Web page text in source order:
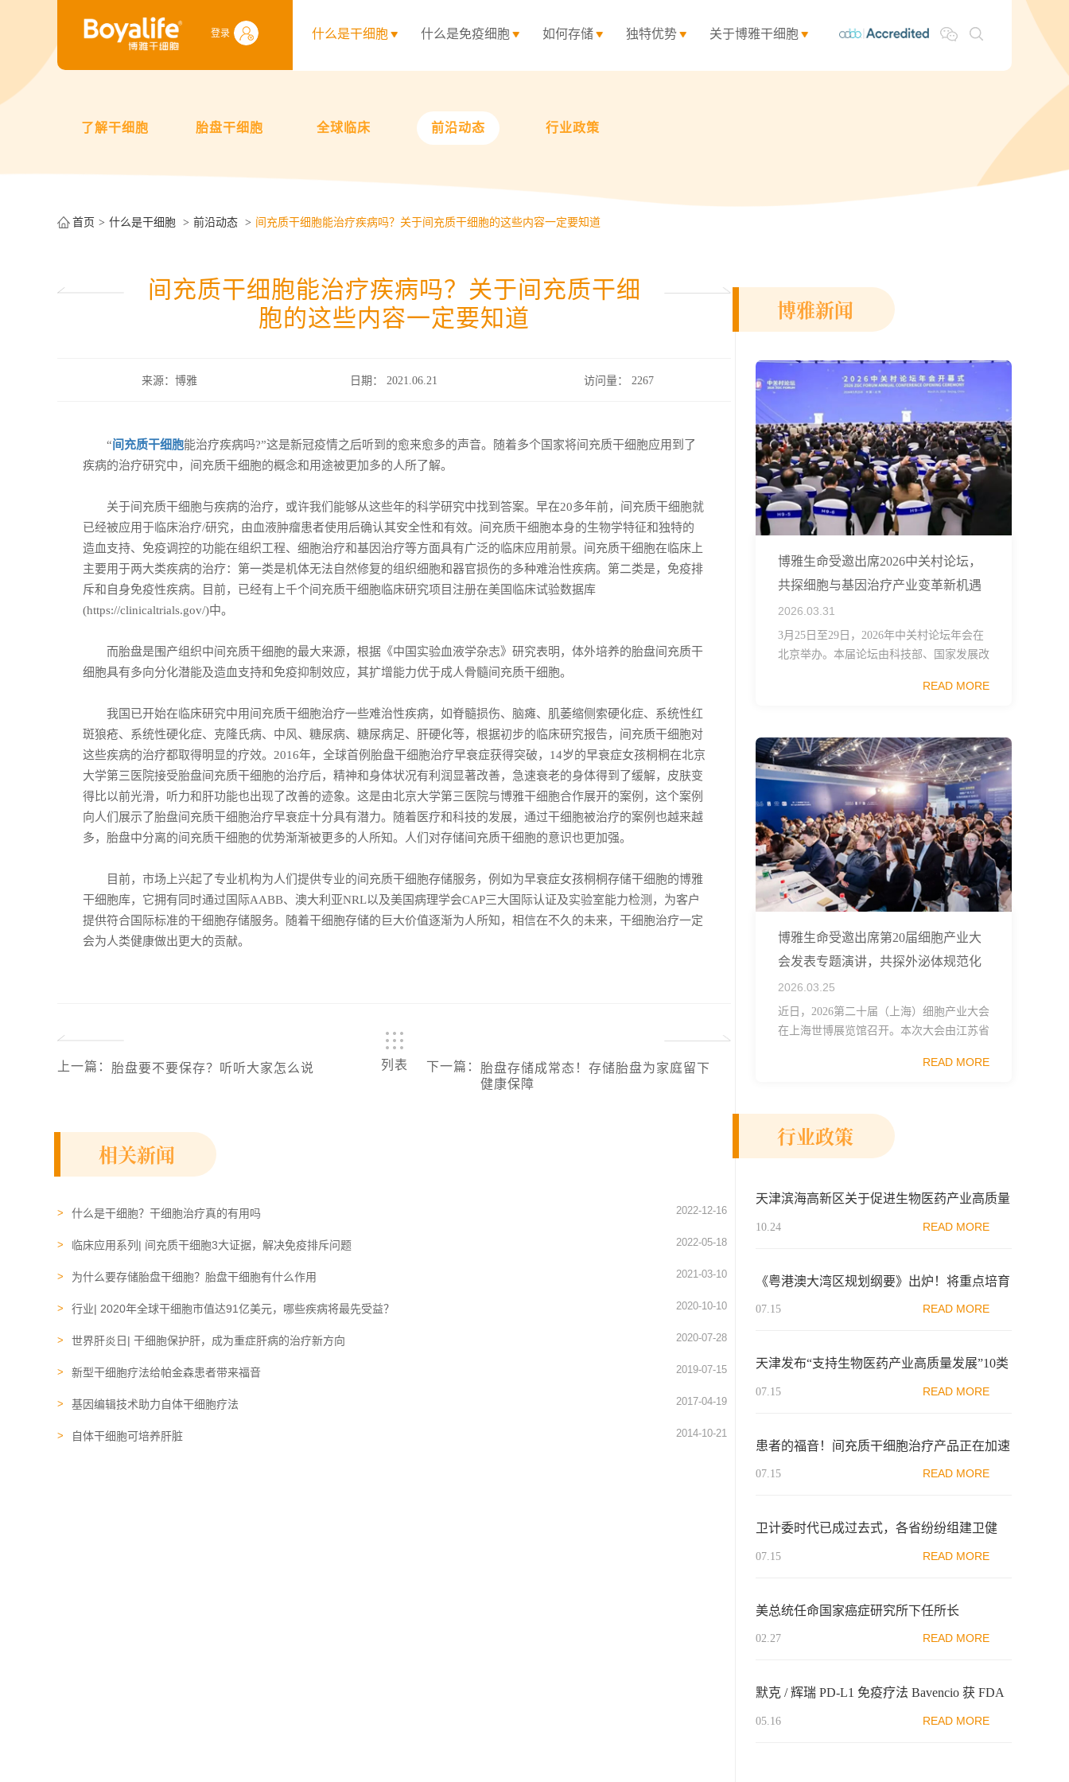
登录 什么是干细胞 什么是免疫细胞 如何存储 独特优势 关于博雅干细胞
了解干细胞 胎盘干细胞 全球临床 前沿动态 行业政策
首页 什么是干细胞 前沿动态 间充质干细胞能治疗疾病吗？关于间充质干细胞的这些内容一定要知道
间充质干细胞能治疗疾病吗？关于间充质干细
胞的这些内容一定要知道
来源：博雅 日期： 2021.06.21 访问量： 2267
“间充质干细胞能治疗疾病吗?”这是新冠疫情之后听到的愈来愈多的声音。随着多个国家将间充质干细胞应用到了
疾病的治疗研究中，间充质干细胞的概念和用途被更加多的人所了解。
关于间充质干细胞与疾病的治疗，或许我们能够从这些年的科学研究中找到答案。早在20多年前，间充质干细胞就
已经被应用于临床治疗/研究，由血液肿瘤患者使用后确认其安全性和有效。间充质干细胞本身的生物学特征和独特的
造血支持、免疫调控的功能在组织工程、细胞治疗和基因治疗等方面具有广泛的临床应用前景。间充质干细胞在临床上
主要用于两大类疾病的治疗：第一类是机体无法自然修复的组织细胞和器官损伤的多种难治性疾病。第二类是，免疫排
斥和自身免疫性疾病。目前，已经有上千个间充质干细胞临床研究项目注册在美国临床试验数据库
(https://clinicaltrials.gov/)中。
而胎盘是围产组织中间充质干细胞的最大来源，根据《中国实验血液学杂志》研究表明，体外培养的胎盘间充质干
细胞具有多向分化潜能及造血支持和免疫抑制效应，其扩增能力优于成人骨髓间充质干细胞。
我国已开始在临床研究中用间充质干细胞治疗一些难治性疾病，如脊髓损伤、脑瘫、肌萎缩侧索硬化症、系统性红
斑狼疮、系统性硬化症、克隆氏病、中风、糖尿病、糖尿病足、肝硬化等，根据初步的临床研究报告，间充质干细胞对
这些疾病的治疗都取得明显的疗效。2016年，全球首例胎盘干细胞治疗早衰症获得突破，14岁的早衰症女孩桐桐在北京
大学第三医院接受胎盘间充质干细胞的治疗后，精神和身体状况有利润显著改善，急速衰老的身体得到了缓解，皮肤变
得比以前光滑，听力和肝功能也出现了改善的迹象。这是由北京大学第三医院与博雅干细胞合作展开的案例，这个案例
向人们展示了胎盘间充质干细胞治疗早衰症十分具有潜力。随着医疗和科技的发展，通过干细胞被治疗的案例也越来越
多，胎盘中分离的间充质干细胞的优势渐渐被更多的人所知。人们对存储间充质干细胞的意识也更加强。
目前，市场上兴起了专业机构为人们提供专业的间充质干细胞存储服务，例如为早衰症女孩桐桐存储干细胞的博雅
干细胞库，它拥有同时通过国际AABB、澳大利亚NRL以及美国病理学会CAP三大国际认证及实验室能力检测，为客户
提供符合国际标准的干细胞存储服务。随着干细胞存储的巨大价值逐渐为人所知，相信在不久的未来，干细胞治疗一定
会为人类健康做出更大的贡献。
上一篇 ： 胎盘要不要保存？听听大家怎么说 列表 下一篇 ： 胎盘​存储成常态！存储胎盘为家庭留下
健康保障
相关新闻
什么是干细胞？干细胞治疗真的有用吗 2022-12-16
临床应用系列| 间充质干细胞3大证据，解决免疫排斥问题 2022-05-18
为什么要存储胎盘干细胞？胎盘干细胞有什么作用 2021-03-10
行业| 2020年全球干细胞市值达91亿美元，哪些疾病将最先受益？ 2020-10-10
世界肝炎日| 干细胞保护肝，成为重症肝病的治疗新方向 2020-07-28
新型干细胞疗法给帕金森患者带来福音 2019-07-15
基因编辑技术助力自体干细胞疗法 2017-04-19
自体干细胞可培养肝脏 2014-10-21
博雅新闻
博雅生命受邀出席2026中关村论坛，
共探细胞与基因治疗产业变革新机遇
2026.03.31
3月25日至29日，2026年中关村论坛年会在
北京举办。本届论坛由科技部、国家发展改
国科学院、中国工程院、中国科协和北京市
READ MORE
博雅生命受邀出席第20届细胞产业大
会发表专题演讲，共探外泌体规范化
发展
2026.03.25
近日，2026第二十届（上海）细胞产业大会
在上海世博展览馆召开。本次大会由江苏省
促进会细胞医药分会、武汉东湖国家自主创
READ MORE
行业政策
天津滨海高新区关于促进生物医药产业高质量
发展的鼓励办法
10.24 READ MORE
《粤港澳大湾区规划纲要》出炉！将重点培育
5G、生物医药等战略性新兴行业
07.15 READ MORE
天津发布“支持生物医药产业高质量发展”10类
政策
07.15 READ MORE
患者的福音！间充质干细胞治疗产品正在加速
进入市场
07.15 READ MORE
卫计委时代已成过去式，各省纷纷组建卫健
委、医保局
07.15 READ MORE
美总统任命国家癌症研究所下任所长
02.27 READ MORE
默克 / 辉瑞 PD-L1 免疫疗法 Bavencio 获 FDA
加速批准
05.16 READ MORE